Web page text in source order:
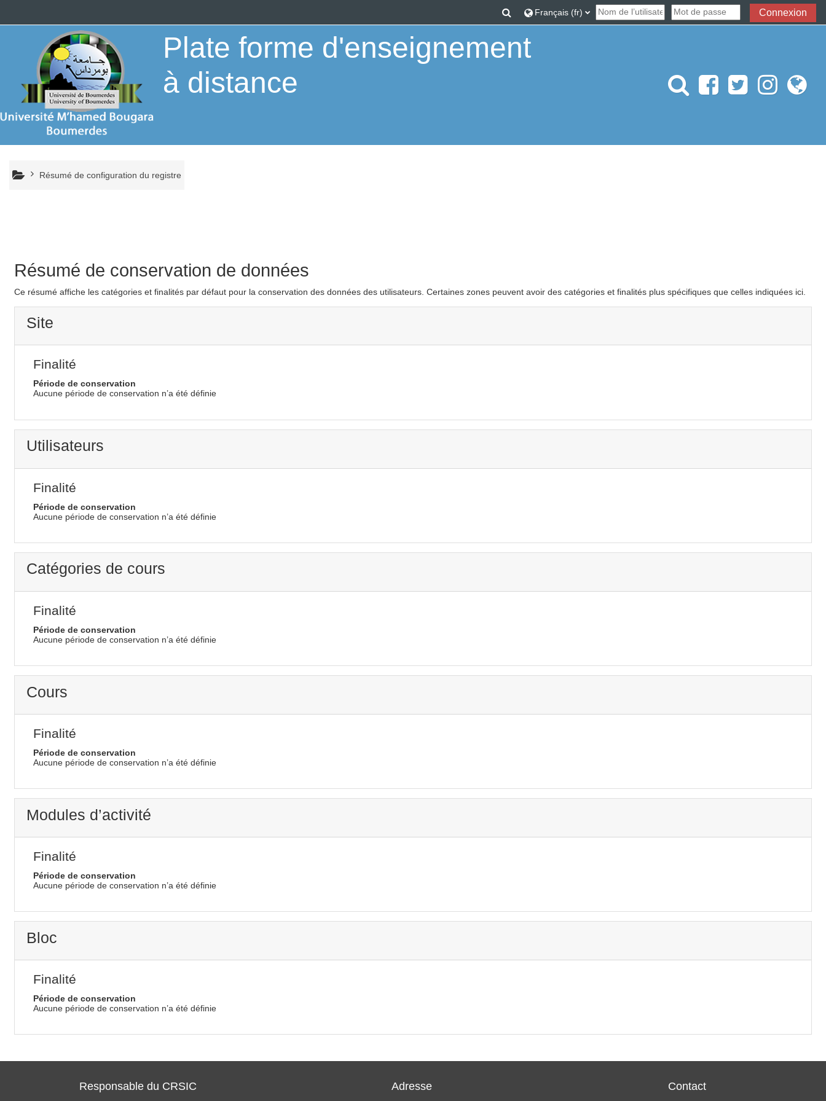
Activer/désactiver la saisie de recherche
Français ‎(fr)‎ Connexion
Plate forme d'enseignement
à distance
Résumé de configuration du registre
Résumé de conservation de données
Ce résumé affiche les catégories et finalités par défaut pour la conservation des données des utilisateurs. Certaines zones peuvent avoir des catégories et finalités plus spécifiques que celles indiquées ici.
Site
Finalité
Période de conservation
Aucune période de conservation n’a été définie
Utilisateurs
Finalité
Période de conservation
Aucune période de conservation n’a été définie
Catégories de cours
Finalité
Période de conservation
Aucune période de conservation n’a été définie
Cours
Finalité
Période de conservation
Aucune période de conservation n’a été définie
Modules d’activité
Finalité
Période de conservation
Aucune période de conservation n’a été définie
Bloc
Finalité
Période de conservation
Aucune période de conservation n’a été définie
Responsable du CRSIC Adresse Contact